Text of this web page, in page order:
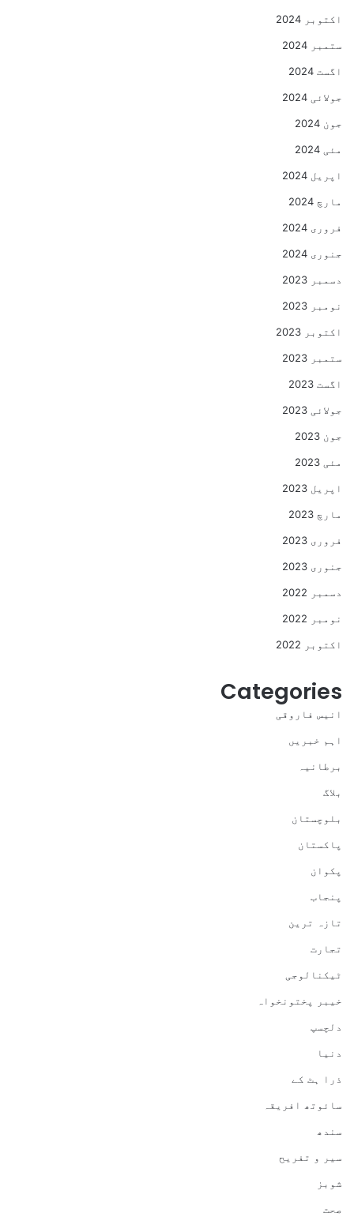
اکتوبر 2024
ستمبر 2024
اگست 2024
جولائی 2024
جون 2024
مئی 2024
اپریل 2024
مارچ 2024
فروری 2024
جنوری 2024
دسمبر 2023
نومبر 2023
اکتوبر 2023
ستمبر 2023
اگست 2023
جولائی 2023
جون 2023
مئی 2023
اپریل 2023
مارچ 2023
فروری 2023
جنوری 2023
دسمبر 2022
نومبر 2022
اکتوبر 2022
Categories
انیس فاروقی
اہم خبریں
برطانیہ
بلاگ
بلوچستان
پاکستان
پکوان
پنجاب
تازہ ترین
تجارت
ٹیکنالوجی
خیبر پختونخواہ
دلچسپ
دنیا
ذرا ہٹ کے
سائوتھ افریقہ
سندھ
سیر و تفریح
شوبز
صحت